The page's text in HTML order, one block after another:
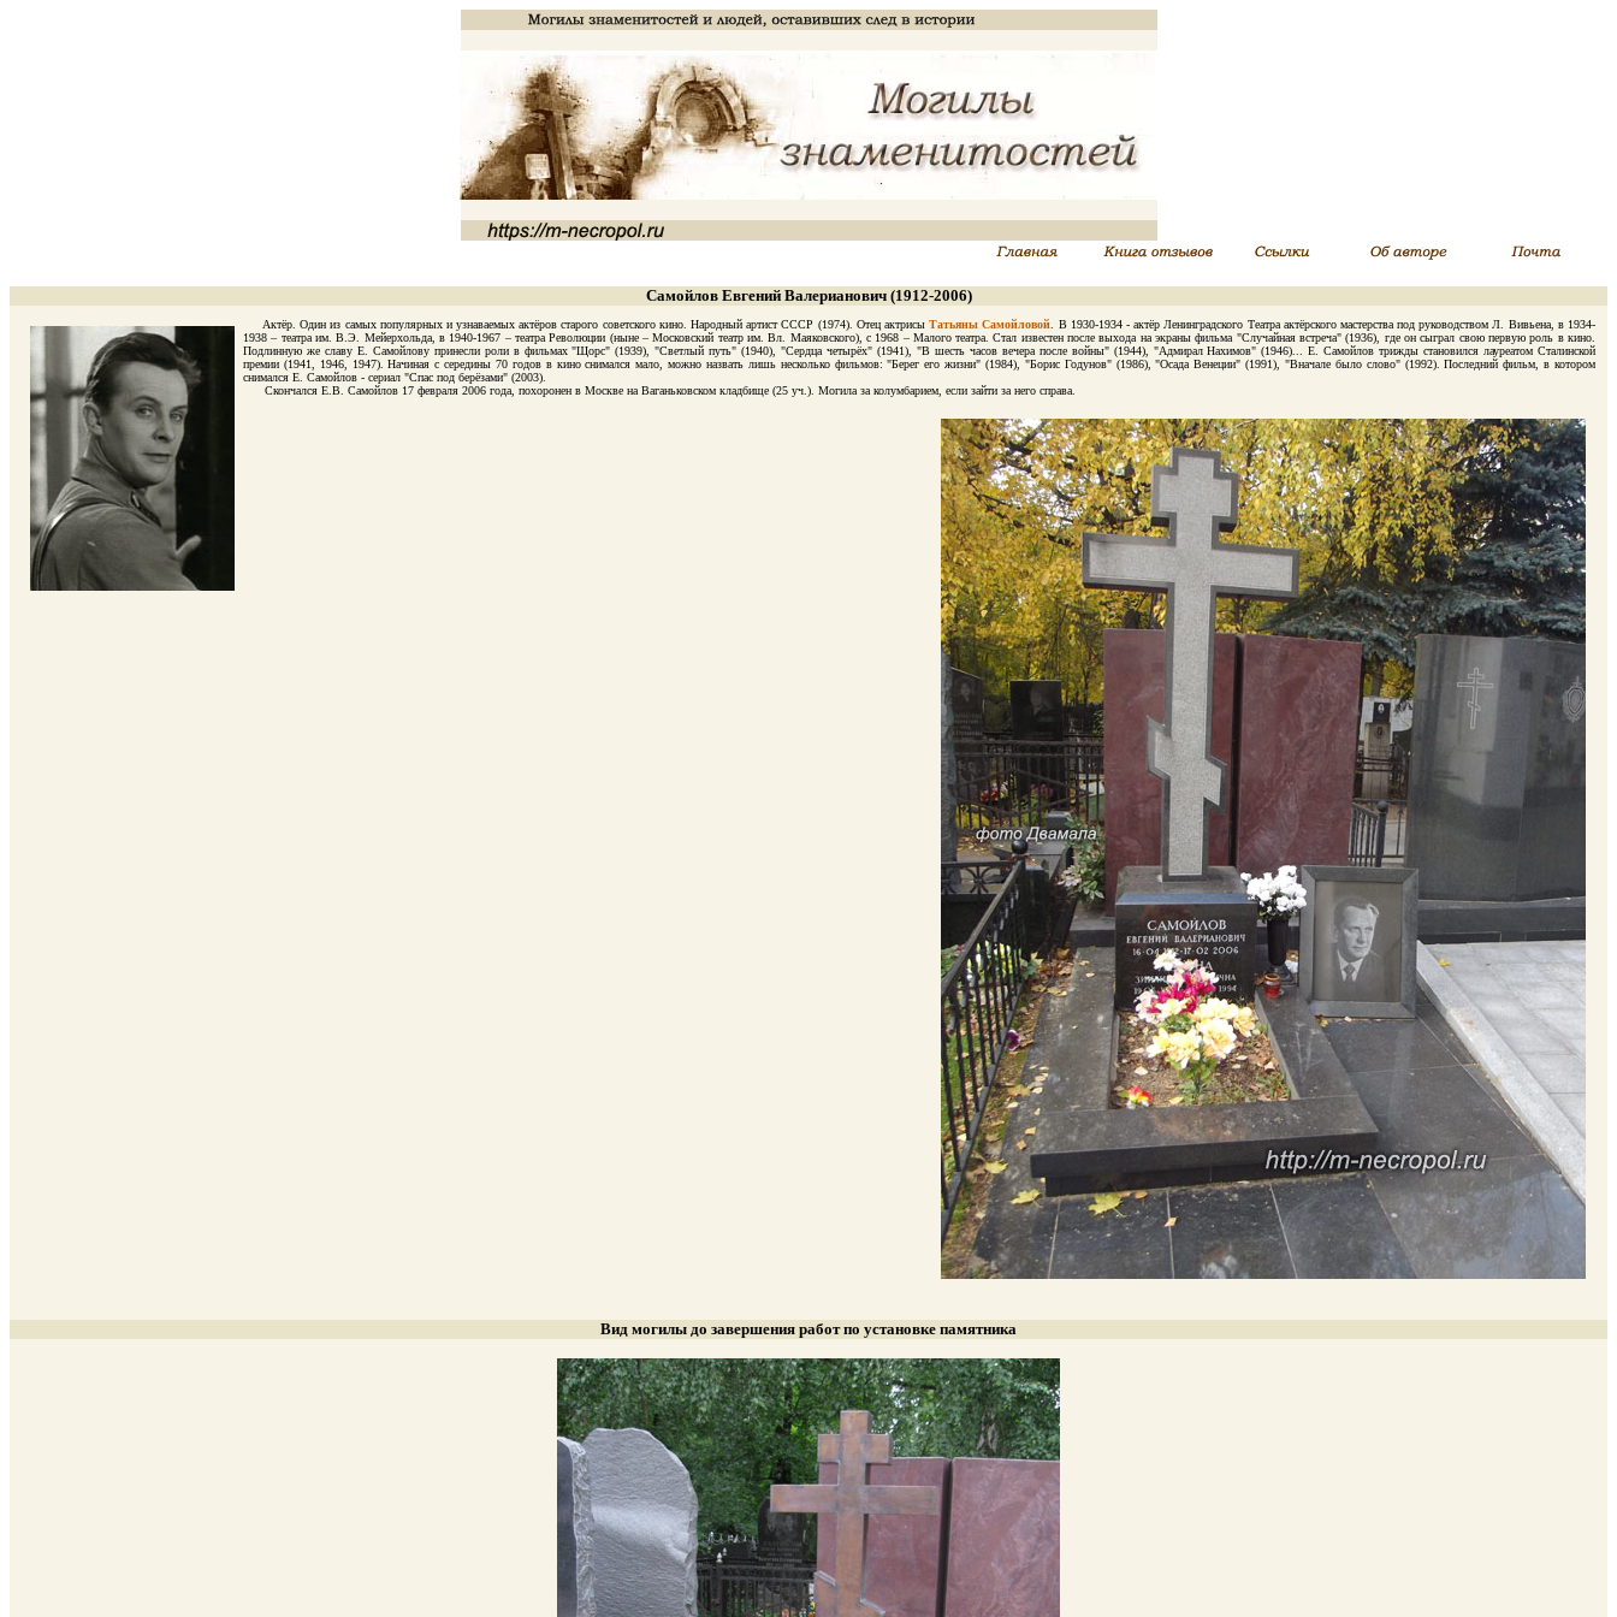
Самойлов Евгений Валерианович (1912-2006)
Актёр. Один из самых популярных и узнаваемых актёров старого советского кино. Народный артист СССР (1974). Отец актрисыТатьяны Самойловой . В 1930-1934 - актёр Ленинградского Театра актёрского мастерства под руководством Л. Вивьена, в 1934-
1938 – театра им. В.Э. Мейерхольда, в 1940-1967 – театра Революции (ныне – Московский театр им. Вл. Маяковского), с 1968 – Малого театра. Стал известен после выхода на экраны фильма "Случайная встреча" (1936), где он сыграл свою первую роль в кино.
Подлинную же славу Е. Самойлову принесли роли в фильмах "Щорс" (1939), "Светлый путь" (1940), "Сердца четырёх" (1941), "В шесть часов вечера после войны" (1944), "Адмирал Нахимов" (1946)... Е. Самойлов трижды становился лауреатом Сталинской
премии (1941, 1946, 1947). Начиная с середины 70 годов в кино снимался мало, можно назвать лишь несколько фильмов: "Берег его жизни" (1984), "Борис Годунов" (1986), "Осада Венеции" (1991), "Вначале было слово" (1992). Последний фильм, в котором
снимался Е. Самойлов - сериал "Спас под берёзами" (2003).
Скончался Е.В. Самойлов 17 февраля 2006 года, похоронен в Москве на Ваганьковском кладбище (25 уч.). Могила за колумбарием, если зайти за него справа.
Вид могилы до завершения работ по установке памятника